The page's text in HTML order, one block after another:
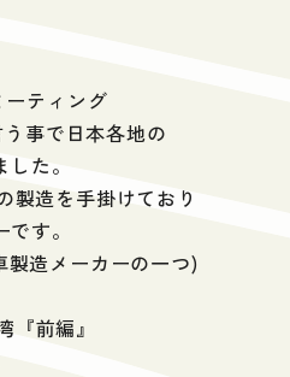
ティング
事で日本各地の
た。
造を手掛けており
す。
造メーカーの一つ)
前編』